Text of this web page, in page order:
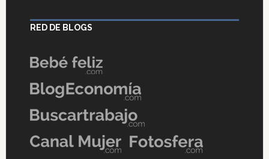
RED DE BLOGS